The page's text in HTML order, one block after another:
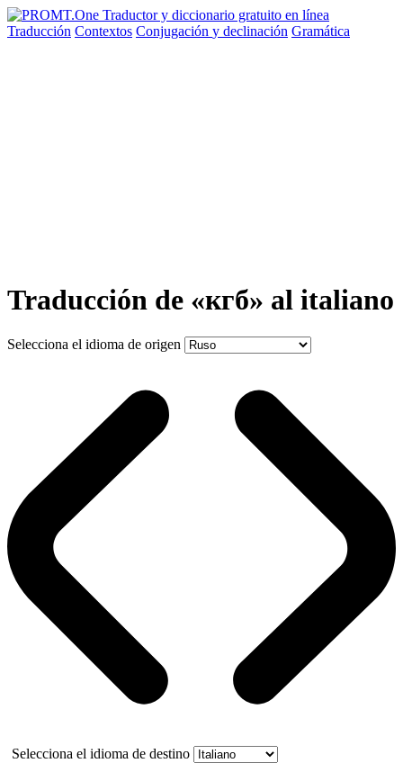
Traducción Contextos Conjugación y declinación Gramática
Traducción de «кгб» al italiano
Selecciona el idioma de origen
Selecciona el idioma de destino